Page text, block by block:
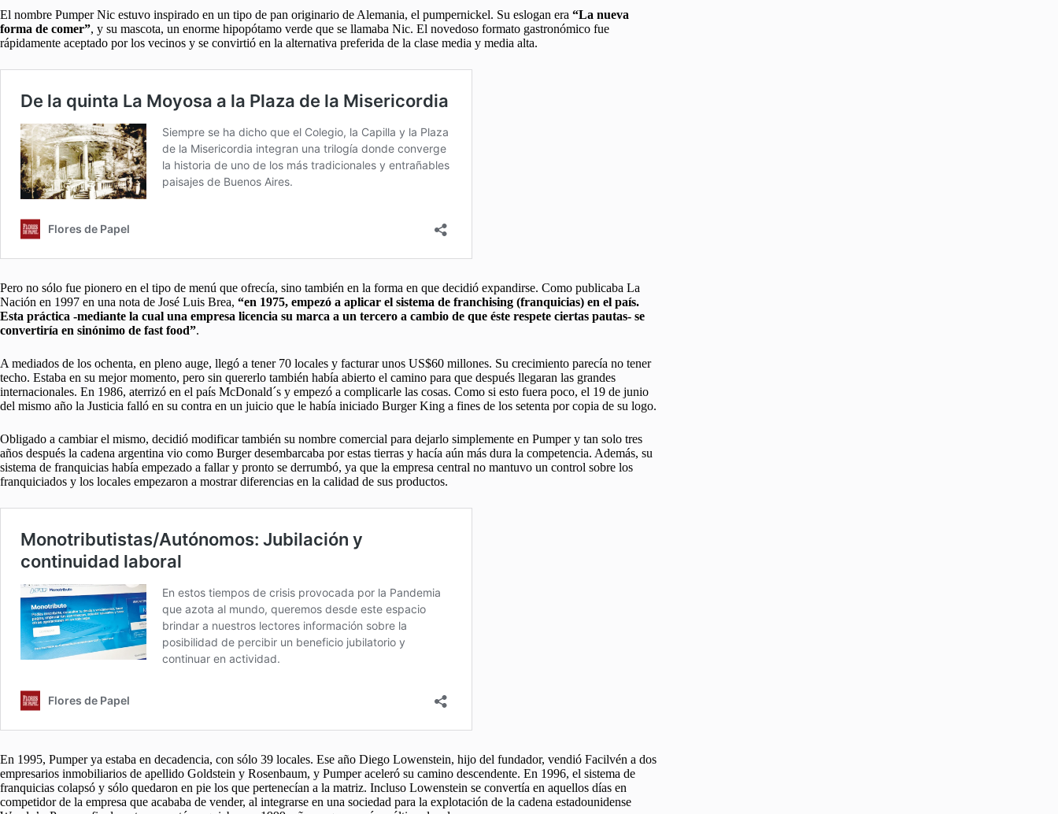
El nombre Pumper Nic estuvo inspirado en un tipo de pan originario de Alemania, el pumpernickel. Su eslogan era “La nueva
forma de comer”, y su mascota, un enorme hipopótamo verde que se llamaba Nic. El novedoso formato gastronómico fue
rápidamente aceptado por los vecinos y se convirtió en la alternativa preferida de la clase media y media alta.
Pero no sólo fue pionero en el tipo de menú que ofrecía, sino también en la forma en que decidió expandirse. Como publicaba La
Nación en 1997 en una nota de José Luis Brea, “en 1975, empezó a aplicar el sistema de franchising (franquicias) en el país.
Esta práctica -mediante la cual una empresa licencia su marca a un tercero a cambio de que éste respete ciertas pautas- se
convertiría en sinónimo de fast food”.
A mediados de los ochenta, en pleno auge, llegó a tener 70 locales y facturar unos US$60 millones. Su crecimiento parecía no tener
techo. Estaba en su mejor momento, pero sin quererlo también había abierto el camino para que después llegaran las grandes
internacionales. En 1986, aterrizó en el país McDonald´s y empezó a complicarle las cosas. Como si esto fuera poco, el 19 de junio
del mismo año la Justicia falló en su contra en un juicio que le había iniciado Burger King a fines de los setenta por copia de su logo.
Obligado a cambiar el mismo, decidió modificar también su nombre comercial para dejarlo simplemente en Pumper y tan solo tres
años después la cadena argentina vio como Burger desembarcaba por estas tierras y hacía aún más dura la competencia. Además, su
sistema de franquicias había empezado a fallar y pronto se derrumbó, ya que la empresa central no mantuvo un control sobre los
franquiciados y los locales empezaron a mostrar diferencias en la calidad de sus productos.
En 1995, Pumper ya estaba en decadencia, con sólo 39 locales. Ese año Diego Lowenstein, hijo del fundador, vendió Facilvén a dos
empresarios inmobiliarios de apellido Goldstein y Rosenbaum, y Pumper aceleró su camino descendente. En 1996, el sistema de
franquicias colapsó y sólo quedaron en pie los que pertenecían a la matriz. Incluso Lowenstein se convertía en aquellos días en
competidor de la empresa que acababa de vender, al integrarse en una sociedad para la explotación de la cadena estadounidense